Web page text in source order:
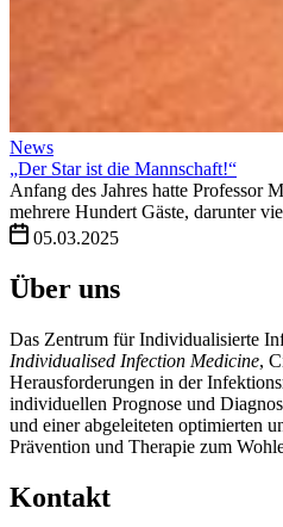
News
„Der Star ist die Mannschaft!“
Anfang des Jahres hatte Professor
mehrere Hundert Gäste, darunter
05.03.2025
Über uns
Das Zentrum für Individualisierte
Individualised Infection Medicine,
Herausforderungen in der
individuellen Prognose und
und einer abgeleiteten optimierten
Prävention und Therapie zum
Kontakt